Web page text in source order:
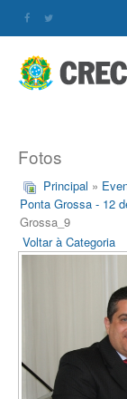
Fotos
Principal »
Ponta Grossa - 12
Grossa_9
Voltar à Categoria